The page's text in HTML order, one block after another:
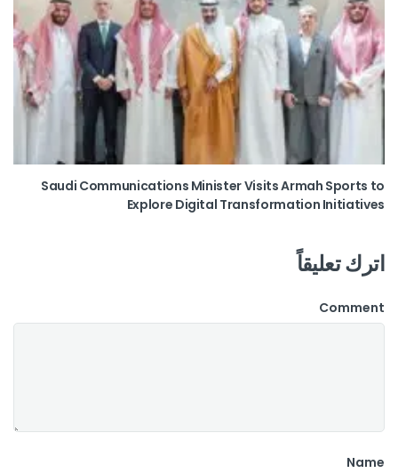
Saudi Communications Minister Visits Armah Sports to
Explore Digital Transformation Initiatives
اترك تعليقاً
Comment
Name